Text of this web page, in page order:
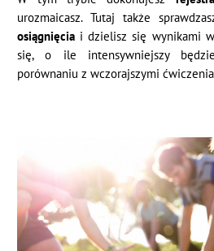
urozmaicasz. Tutaj także
osiągnięcia i dzielisz się wynikami
się, o ile intensywniejszy
porównaniu z wczorajszymi